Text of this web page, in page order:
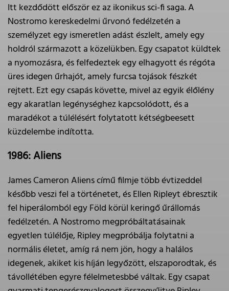
Itt kezdődött először ez az ikonikus sci-fi saga. A
Nostromo kereskedelmi űrvonó fedélzetén a
személyzet egy ismeretlen adást észlelt, amely egy
holdról származott a közelükben. Egy csapatot küldtek
a nyomozásra, és felfedeztek egy elhagyott és régóta
üres idegen űrhajót, amely furcsa tojások fészkét
rejtett. Ezt egy csapás követte, mivel az egyik élőlény
egy akaratlan legénységhez kapcsolódott, és a
maradékot a túlélésért folytatott kétségbeesett
küzdelembe indította.
1986: Aliens
James Cameron Aliens című filmje több évtizeddel
később veszi fel a történetet, és Ellen Ripleyt ébresztik
fel hiperálomból egy Föld körül keringő űrállomás
fedélzetén. A Nostromo megpróbáltatásainak
egyetlen túlélője, Ripley megpróbálja folytatni a
normális életet, amíg rá nem jön, hogy a halálos
idegenek, akiket kis híján legyőzött, elszaporodtak, és
távollétében egyre félelmetesbbé váltak. Egy csapat